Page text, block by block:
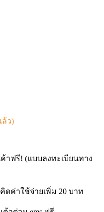
ล้ว)
าฟรี! (แบบลงทะเบียนทาง
ดค่าใช้จ่ายเพิ่ม 20 บาท